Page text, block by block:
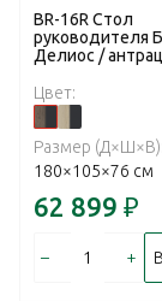
BR-16R Стол
руководителя
Делиос /
Цвет:
Размер (Д×Ш×В):
180×105×76 см
62 899 ₽
– +